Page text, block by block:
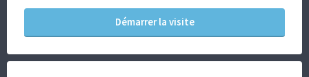
Démarrer la visite